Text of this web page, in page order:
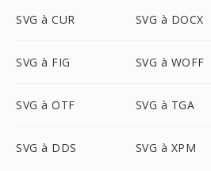
SVG à CUR SVG à DOCX
SVG à FIG SVG à WOFF
SVG à OTF SVG à TGA
SVG à DDS SVG à XPM